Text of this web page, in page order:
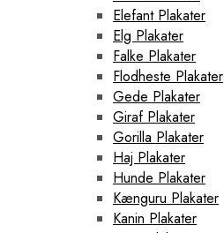
Elefant Plakater
Elg Plakater
Falke Plakater
Flodheste Plakater
Gede Plakater
Giraf Plakater
Gorilla Plakater
Haj Plakater
Hunde Plakater
Kænguru Plakater
Kanin Plakater